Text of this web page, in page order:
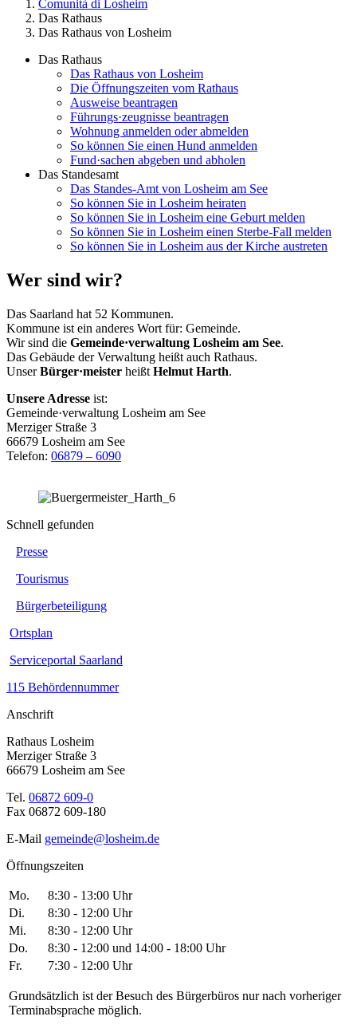
Comunità di Losheim
Das Rathaus
Das Rathaus von Losheim
Das Rathaus
Das Rathaus von Losheim
Die Öffnungszeiten vom Rathaus
Ausweise beantragen
Führungs·zeugnisse beantragen
Wohnung anmelden oder abmelden
So können Sie einen Hund anmelden
Fund·sachen abgeben und abholen
Das Standesamt
Das Standes-Amt von Losheim am See
So können Sie in Losheim heiraten
So können Sie in Losheim eine Geburt melden
So können Sie in Losheim einen Sterbe-Fall melden
So können Sie in Losheim aus der Kirche austreten
Wer sind wir?
Das Saarland hat 52 Kommunen.
Kommune ist ein anderes Wort für: Gemeinde.
Wir sind die Gemeinde·verwaltung Losheim am See.
Das Gebäude der Verwaltung heißt auch Rathaus.
UnserBürger·meister heißt Helmut Harth.
Unsere Adresse ist:
Gemeinde·verwaltung Losheim am See
Merziger Straße 3
66679 Losheim am See
Telefon: 06879 – 6090
Schnell gefunden
Presse
Tourismus
Bürgerbeteiligung
Ortsplan
Serviceportal Saarland
115 Behördennummer
Anschrift
Rathaus Losheim
Merziger Straße 3
66679 Losheim am See
Tel. 06872 609-0
Fax 06872 609-180
E-Mail gemeinde@losheim.de
Öffnungszeiten
Mo.
8:30 - 13:00 Uhr
Di.
8:30 - 12:00 Uhr
Mi.
8:30 - 12:00 Uhr
Do.
8:30 - 12:00 und 14:00 - 18:00 Uhr
Fr.
7:30 - 12:00 Uhr
Grundsätzlich ist der Besuch des Bürgerbüros nur nach vorheriger
Terminabsprache möglich.